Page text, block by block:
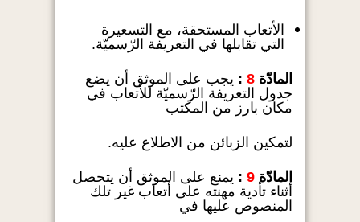
الأتعاب المستحقة، مع التسعيرة
التي تقابلها في التعريفة الرّسميّة.
المادّة 8
: يجب على الموثق أن يضع
جدول التعريفة الرّسميّة للأتعاب في
مكان بارز من المكتب
لتمكين الزبائن من الاطلاع عليه.
المادّة 9
: يمنع على الموثق أن يتحصل
أثناء تأدية مهنته على أتعاب غير تلك
المنصوص عليها في